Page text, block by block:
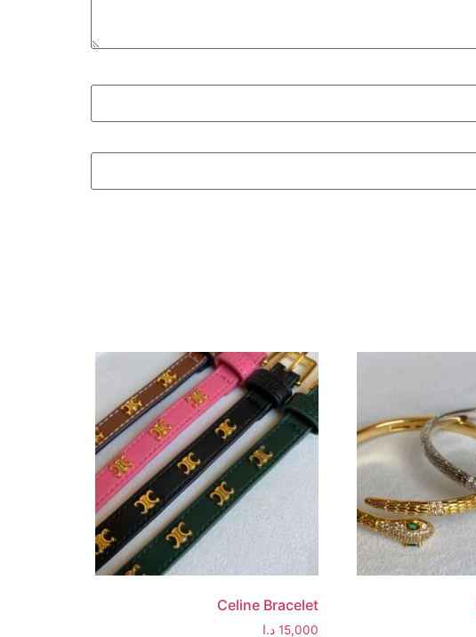
Celine Bracelet
15,000 د.ا